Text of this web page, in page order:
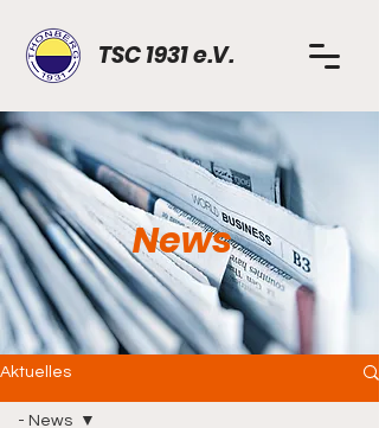
TSC 1931 e.V.
Aktuelles
- News
News